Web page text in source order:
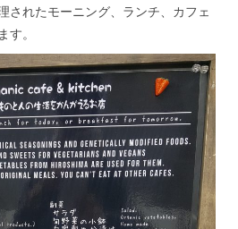
されたモーニング、ランチ、カフェ
す。